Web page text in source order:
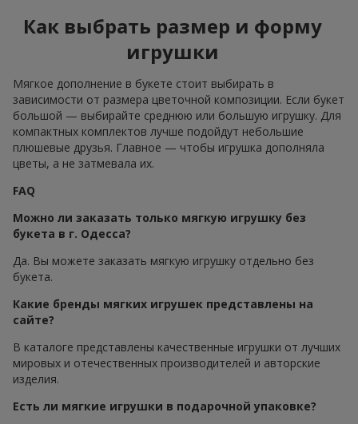
Как выбрать размер и форму
игрушки
Мягкое дополнение в букете стоит выбирать в
зависимости от размера цветочной композиции. Если букет
большой — выбирайте среднюю или большую игрушку. Для
компактных комплектов лучше подойдут небольшие
плюшевые друзья. Главное — чтобы игрушка дополняла
цветы, а не затмевала их.
FAQ
Можно ли заказать только мягкую игрушку без
букета в г. Одесса?
Да. Вы можете заказать мягкую игрушку отдельно без
букета.
Какие бренды мягких игрушек представлены на
сайте?
В каталоге представлены качественные игрушки от лучших
мировых и отечественных производителей и авторские
изделия.
Есть ли мягкие игрушки в подарочной упаковке?